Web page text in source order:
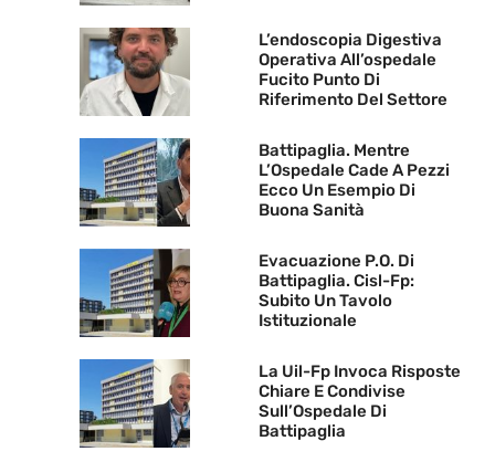
L’endoscopia Digestiva
Operativa All’ospedale
Fucito Punto Di
Riferimento Del Settore
Battipaglia. Mentre
L’Ospedale Cade A Pezzi
Ecco Un Esempio Di
Buona Sanità
Evacuazione P.O. Di
Battipaglia. Cisl-Fp:
Subito Un Tavolo
Istituzionale
La Uil-Fp Invoca Risposte
Chiare E Condivise
Sull’Ospedale Di
Battipaglia